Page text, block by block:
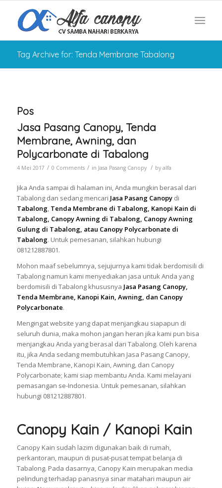
Tag Archive for: Tenda Membrane Tabalong
Pos
Jasa Pasang Canopy, Tenda
Membrane, Awning, dan
Polycarbonate di Tabalong
4 Mei 2017 / 0 Comments / in Jasa Pasang Canopy / by alfa
Jika Anda sampai di halaman ini, Anda mungkin berasal dari
Tabalong dan sedang mencari Jasa Pasang Canopy di
Tabalong, Tenda Membrane di Tabalong, Kanopi Kain di
Tabalong, Canopy Awning di Tabalong, Canopy Awning
Gulung di Tabalong, atau Canopy Polycarbonate di
Tabalong. Untuk pemesanan, silahkan hubungi
081212887801.
Mohon maaf sebelumnya, sejujurnya kami tidak berdomisili di
Tabalong namun kami menyediakan jasa untuk Anda yang
berdomisili di Tabalong khususnya Jasa Pasang Canopy,
Tenda Membrane, Kanopi Kain, Awning, dan Canopy
Polycarbonate.
Mengingat website yang dapat menjangkau siapapun di
seluruh dunia, maka mohon jangan heran jika kami pun bisa
menjangkau Anda yang berasal dari Tabalong. Oleh karena
itu, jika Anda sedang membutuhkan Jasa Pasang Canopy,
Tenda Membrane, Kanopi Kain, Awning, dan Canopy
Polycarbonate; kami siap membantu Anda. Kami melayani
pemasangan se-Indonesia. Untuk pemesanan, silahkan
hubungi 081212887801.
Canopy Kain / Kanopi Kain
Canopy Kain sudah lazim digunakan baik di rumah,
perkantoran, maupun di pusat-pusat tempat belanja di
Tabalong. Pada dasarnya, Canopy Kain merupakan media
pelindung terhadap panasnya sinar matahari maupun air